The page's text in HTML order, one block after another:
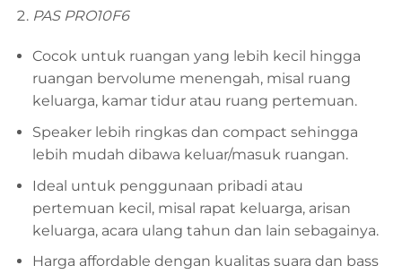
PAS PRO10F6
Cocok untuk ruangan yang lebih kecil hingga
ruangan bervolume menengah, misal ruang
keluarga, kamar tidur atau ruang pertemuan.
Speaker lebih ringkas dan compact sehingga
lebih mudah dibawa keluar/masuk ruangan.
Ideal untuk penggunaan pribadi atau
pertemuan kecil, misal rapat keluarga, arisan
keluarga, acara ulang tahun dan lain sebagainya.
Harga affordable dengan kualitas suara dan bass